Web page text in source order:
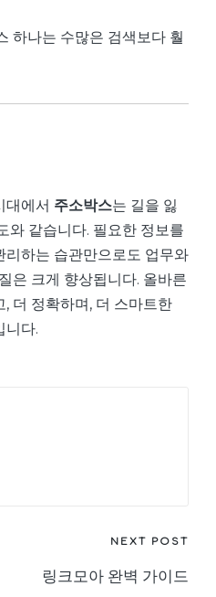
하나는 수많은 검색보다 훨
대에서 주소박스는 길을 잃
와 같습니다. 필요한 정보를
리하는 습관만으로도 업무와
은 크게 향상됩니다. 올바른
더 정확하며, 더 스마트한
니다.
NEXT POST
링크모아 완벽 가이드